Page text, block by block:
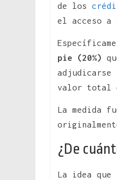
de los
el acceso a
pie
(20%)
adjudicarse
valor total
La medida
¿De
La idea que